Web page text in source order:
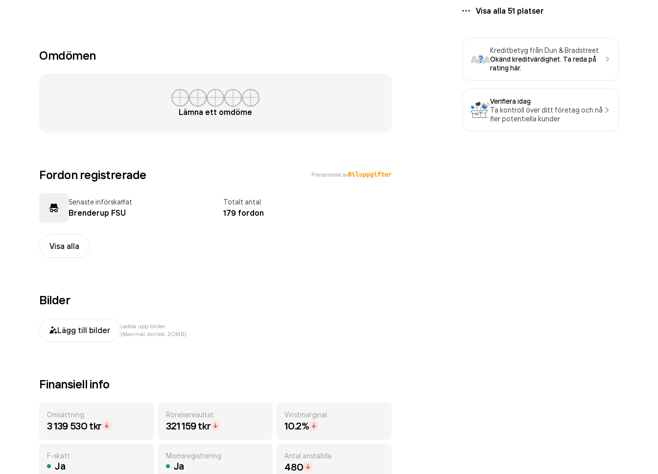
Omdömen
Lämna ett omdöme
Fordon registrerade Presenterat av
Senaste införskaffat
Brenderup FSU
Totalt antal
179 fordon
Visa alla
Bilder
Lägg till bilder
Ladda upp bilder
(Maximal storlek: 20MB)
Finansiell info
Omsättning
3 139 530 tkr
Rörelseresultat
321 159 tkr
Vinstmarginal
10.2%
F-skatt
Ja
Momsregistrering
Ja
Antal anställda
480
Visa alla 51 platser
Kreditbetyg från Dun & Bradstreet
Okänd kreditvärdighet. Ta reda på
rating här.
Verifiera idag
Ta kontroll över ditt företag och nå
fler potentiella kunder